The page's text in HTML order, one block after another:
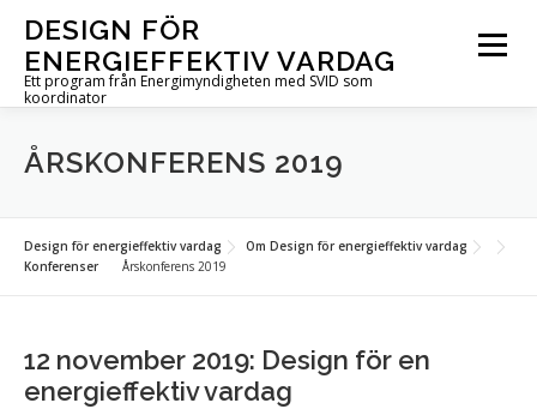
innehåll
DESIGN FÖR
ENERGIEFFEKTIV VARDAG
Ett program från Energimyndigheten med SVID som
koordinator
Meny
OM PROGRAMMET UTLYSNINGAR
AKTUELLT FÖR DIG I PROJEKT KONTAKT
ÅRSKONFERENS 2019
Design för energieffektiv vardag
Om Design för energieffektiv vardag
Konferenser
Årskonferens 2019
12 november 2019: Design för en
energieffektiv vardag